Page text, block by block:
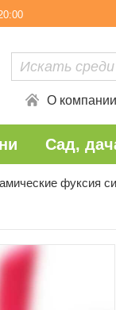
О компании
Сад,
фуксия